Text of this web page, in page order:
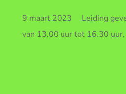
9 maart 2023 Leiding
van 13.00 uur tot 16.30